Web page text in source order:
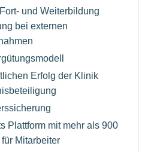
und Weiterbildung
bei externen
Erfolg der Klinik
Plattform mit mehr als 900
Mitarbeiter